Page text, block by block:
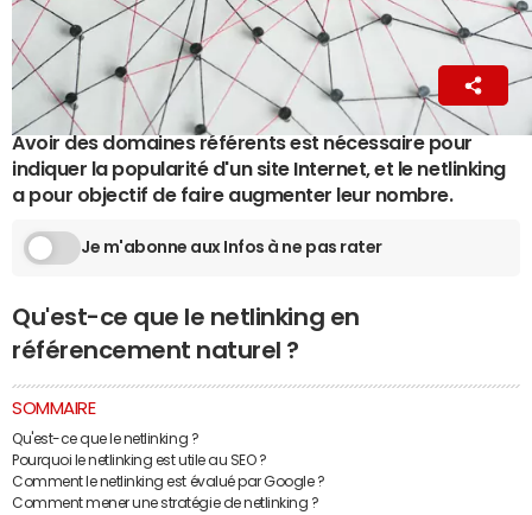
La Rédaction
13 août 2019 09:00
Avoir des domaines référents est nécessaire pour
indiquer la popularité d'un site Internet, et le netlinking
a pour objectif de faire augmenter leur nombre.
Je m'abonne aux Infos à ne pas rater
Qu'est-ce que le netlinking en
référencement naturel ?
SOMMAIRE
Qu'est-ce que le netlinking ?
Pourquoi le netlinking est utile au SEO ?
Comment le netlinking est évalué par Google ?
Comment mener une stratégie de netlinking ?